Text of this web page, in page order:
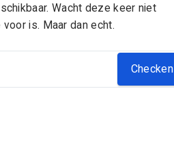
Wacht deze keer niet
is. Maar dan echt.
Checken